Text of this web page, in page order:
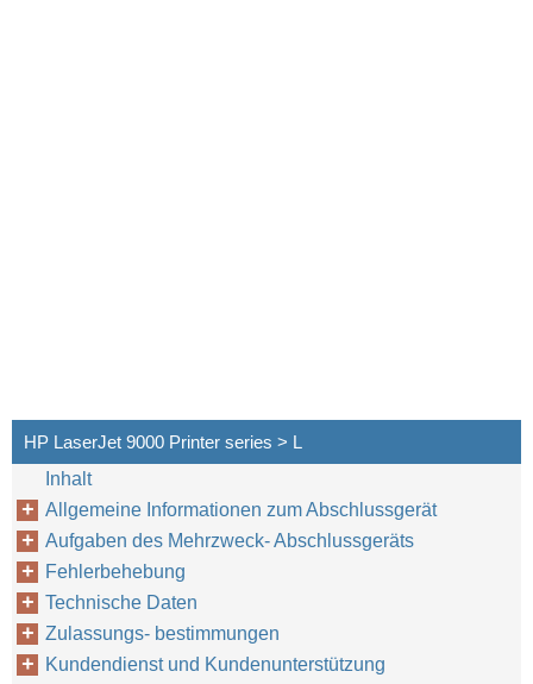
HP LaserJet 9000 Printer series > L
Inhalt
Allgemeine Informationen zum Abschlussgerät
Aufgaben des Mehrzweck- Abschlussgeräts
Fehlerbehebung
Technische Daten
Zulassungs- bestimmungen
Kundendienst und Kundenunterstützung